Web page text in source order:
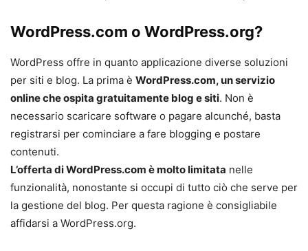
WordPress.com o WordPress.org?
WordPress offre in quanto applicazione diverse soluzioni
per siti e blog. La prima è WordPress.com, un servizio
online che ospita gratuitamente blog e siti. Non è
necessario scaricare software o pagare alcunché, basta
registrarsi per cominciare a fare blogging e postare
contenuti.
L’offerta di WordPress.com è molto limitata nelle
funzionalità, nonostante si occupi di tutto ciò che serve per
la gestione del blog. Per questa ragione è consigliabile
affidarsi a WordPress.org.